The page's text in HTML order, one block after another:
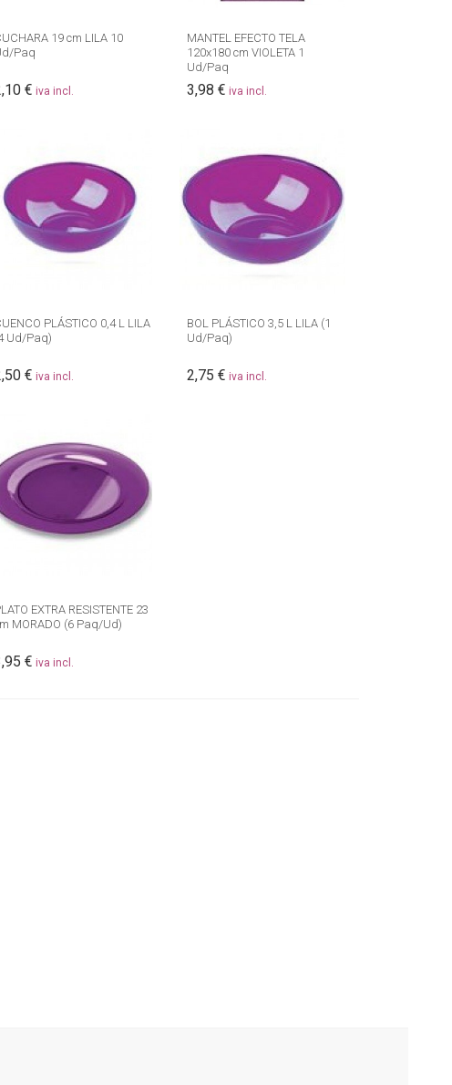
19 cm LILA 10
Paq
€ iva incl.
MANTEL EFECTO TELA
120x180 cm VIOLETA 1
Ud/Paq
3,98 € iva incl.
PLÁSTICO 0,4 L LILA
Ud/Paq)
€ iva incl.
BOL PLÁSTICO 3,5 L LILA (1
Ud/Paq)
2,75 € iva incl.
EXTRA RESISTENTE 23
MORADO (6 Paq/Ud)
€ iva incl.